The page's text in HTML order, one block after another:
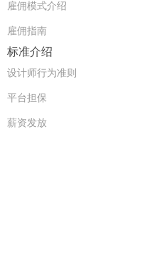
雇佣模式介绍
雇佣指南
标准介绍
设计师行为准则
平台担保
薪资发放